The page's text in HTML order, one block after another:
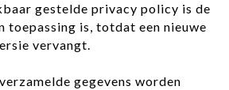
gestelde privacy policy is de
toepassing is, totdat een nieuwe
vervangt.
gegevens worden